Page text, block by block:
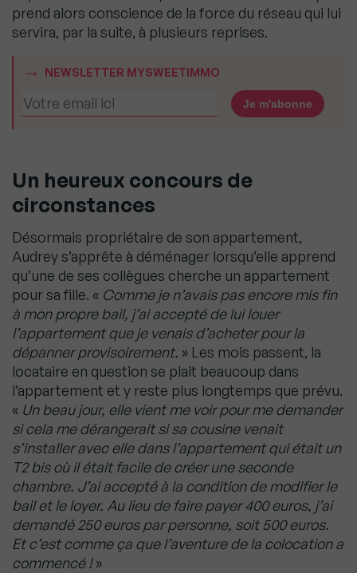
prend alors conscience de la force du réseau qui lui
servira, par la suite, à plusieurs reprises.
NEWSLETTER MYSWEETIMMO
Un heureux concours de
circonstances
Désormais propriétaire de son appartement,
Audrey s’apprête à déménager lorsqu’elle apprend
qu’une de ses collègues cherche un appartement
pour sa fille. « Comme je n’avais pas encore mis fin
à mon propre bail, j’ai accepté de lui louer
l’appartement que je venais d’acheter pour la
dépanner provisoirement. » Les mois passent, la
locataire en question se plait beaucoup dans
l’appartement et y reste plus longtemps que prévu.
« Un beau jour, elle vient me voir pour me demander
si cela me dérangerait si sa cousine venait
s’installer avec elle dans l’appartement qui était un
T2 bis où il était facile de créer une seconde
chambre. J’ai accepté à la condition de modifier le
bail et le loyer. Au lieu de faire payer 400 euros, j’ai
demandé 250 euros par personne, soit 500 euros.
Et c’est comme ça que l’aventure de la colocation a
commencé !»